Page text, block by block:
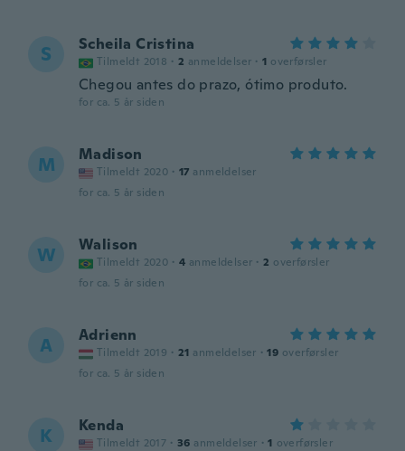
S Scheila Cristina
Tilmeldt 2018 · 2 anmeldelser · 1 overførsler
Chegou antes do prazo, ótimo produto.
for ca. 5 år siden
M Madison
Tilmeldt 2020 · 17 anmeldelser
for ca. 5 år siden
W Walison
Tilmeldt 2020 · 4 anmeldelser · 2 overførsler
for ca. 5 år siden
A Adrienn
Tilmeldt 2019 · 21 anmeldelser · 19 overførsler
for ca. 5 år siden
K Kenda
Tilmeldt 2017 · 36 anmeldelser · 1 overførsler